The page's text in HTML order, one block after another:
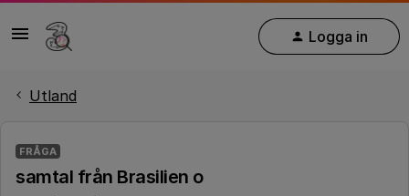
Logga in
Utland
FRÅGA
samtal från Brasilien o